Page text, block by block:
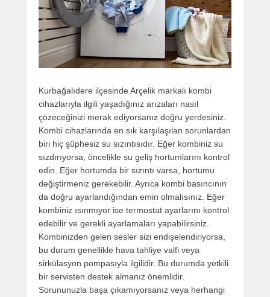
Kurbağalıdere ilçesinde Arçelik markalı kombi
cihazlarıyla ilgili yaşadığınız arızaları nasıl
çözeceğinizi merak ediyorsanız doğru yerdesiniz.
Kombi cihazlarında en sık karşılaşılan sorunlardan
biri hiç şüphesiz su sızıntısıdır. Eğer kombiniz su
sızdırıyorsa, öncelikle su geliş hortumlarını kontrol
edin. Eğer hortumda bir sızıntı varsa, hortumu
değiştirmeniz gerekebilir. Ayrıca kombi basıncının
da doğru ayarlandığından emin olmalısınız. Eğer
kombiniz ısınmıyor ise termostat ayarlarını kontrol
edebilir ve gerekli ayarlamaları yapabilirsiniz.
Kombinizden gelen sesler sizi endişelendiriyorsa,
bu durum genellikle hava tahliye valfi veya
sirkülasyon pompasıyla ilgilidir. Bu durumda yetkili
bir servisten destek almanız önemlidir.
Sorununuzla başa çıkamıyorsanız veya herhangi